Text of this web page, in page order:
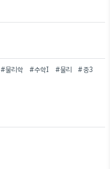
#물리학 #수학I #물리
#중3